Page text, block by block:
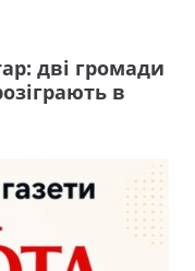
дві громади
в